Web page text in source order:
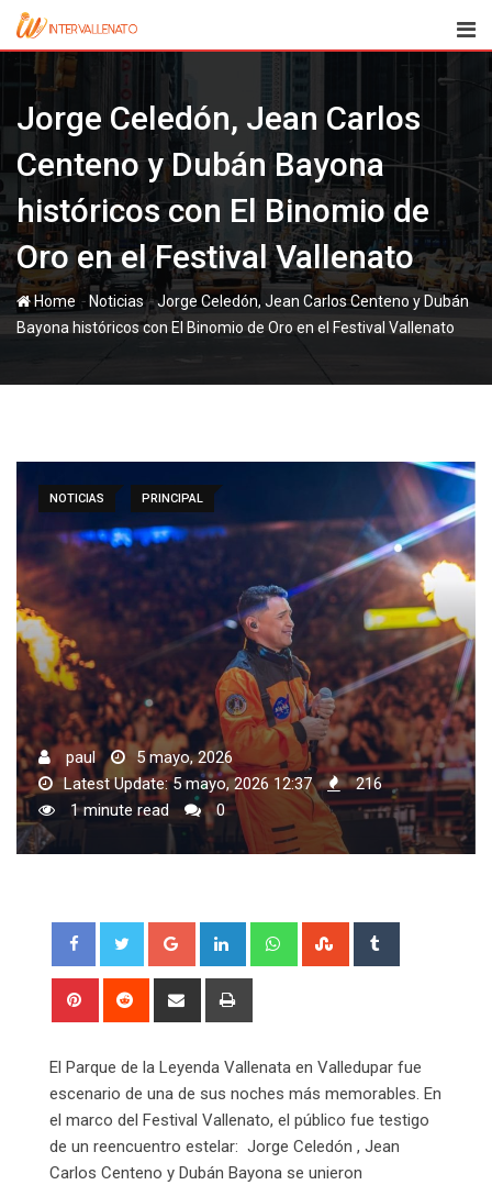
Skip
content
Jorge Celedón, Jean Carlos
Centeno y Dubán Bayona
históricos con El Binomio de
Oro en el Festival Vallenato
Home - Noticias-Jorge Celedón, Jean Carlos Centeno y Dubán
Bayona históricos con El Binomio de Oro en el Festival Vallenato
NOTICIAS PRINCIPAL
paul
5 mayo, 2026
Latest Update: 5 mayo, 2026 12:37
216
1 minute read
0
Google+ LinkedIn WhatsappStumbleUpon
Pinterest Reddit
Share
El Parque de la Leyenda Vallenata en Valledupar fue
escenario de una de sus noches más memorables. En
el marco del Festival Vallenato, el público fue testigo
de un reencuentro estelar: Jorge Celedón , Jean
Carlos Centeno y Dubán Bayona se unieron